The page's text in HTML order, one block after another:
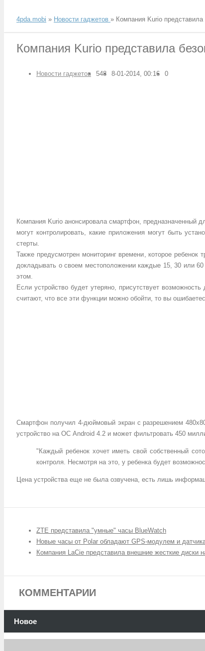
4pda.mobi » Новости гаджетов » Компания Kurio
Компания Kurio представила
Новости гаджетов 548 8-01-2014, 00:16 0
Компания Kurio анонсировала смартфон, предназначенный
могут контролировать, какие приложения могут быть
стерты.
Также предусмотрен мониторинг времени, которое
докладывать о своем местоположении каждые 15, 30 или
этом.
Если устройство будет утеряно, присутствует
считают, что все эти функции можно обойти, то вы
Смартфон получил 4-дюймовый экран с разрешением
устройство на ОС Android 4.2 и может фильтровать 450
"Каждый ребенок хочет иметь свой собственный
контроля. Несмотря на это, у ребенка будет
Цена устройства еще не была озвучена, есть лишь
ZTE представила "умные" часы BlueWatch
Новые часы от Polar обладают GPS-модулем и
Компания LaCie представила внешние жесткие диски
КОММЕНТАРИИ
Новое